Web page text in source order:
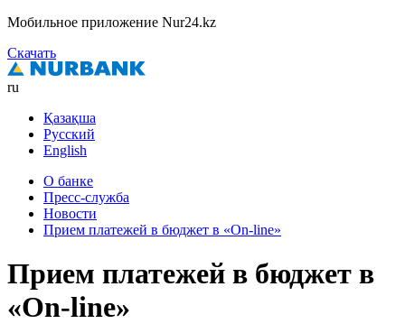
Мобильное приложение Nur24.kz
Скачать
ru
Қазақша
Русский
English
О банке
Пресс-служба
Новости
Прием платежей в бюджет в «On-line»
Прием платежей в бюджет в
«On-line»